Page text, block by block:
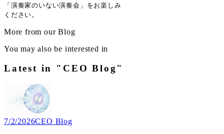
「演奏家のいない演奏会」をお楽しみ
ください。
More from our Blog
You may also be interested in
Latest in "CEO Blog"
7/2/2026CEO Blog